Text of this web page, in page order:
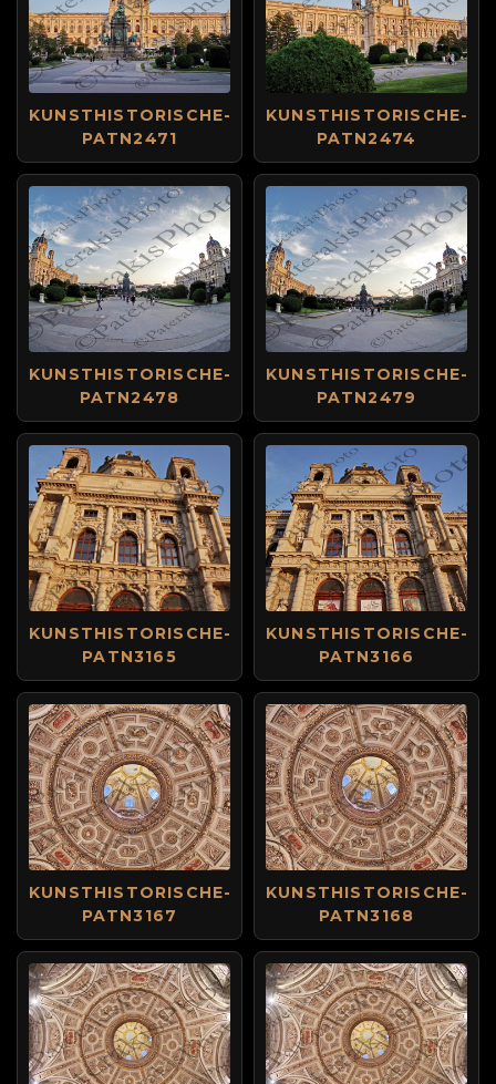
KUNSTHISTORISCHE-
PATN2471
KUNSTHISTORISCHE-
PATN2474
KUNSTHISTORISCHE-
PATN2478
KUNSTHISTORISCHE-
PATN2479
KUNSTHISTORISCHE-
PATN3165
KUNSTHISTORISCHE-
PATN3166
KUNSTHISTORISCHE-
PATN3167
KUNSTHISTORISCHE-
PATN3168